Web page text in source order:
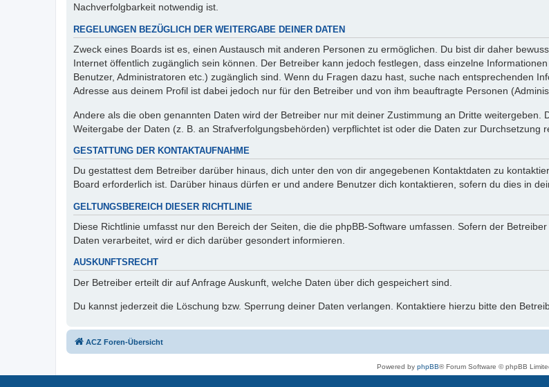
Nachverfolgbarkeit notwendig ist.
REGELUNGEN BEZÜGLICH DER WEITERGABE DEINER DATEN
Zweck eines Boards ist es, einen Austausch mit anderen Personen zu ermöglichen. Du bist dir daher
Internet öffentlich zugänglich sein können. Der Betreiber kann jedoch festlegen, dass einzelne
Benutzer, Administratoren etc.) zugänglich sind. Wenn du Fragen dazu hast, suche nach entsprechenden
Adresse aus deinem Profil ist dabei jedoch nur für den Betreiber und von ihm beauftragte Personen
Andere als die oben genannten Daten wird der Betreiber nur mit deiner Zustimmung an Dritte
Weitergabe der Daten (z. B. an Strafverfolgungsbehörden) verpflichtet ist oder die Daten zur Durchsetzung
GESTATTUNG DER KONTAKTAUFNAHME
Du gestattest dem Betreiber darüber hinaus, dich unter den von dir angegebenen Kontaktdaten zu
Board erforderlich ist. Darüber hinaus dürfen er und andere Benutzer dich kontaktieren, sofern du dies in
GELTUNGSBEREICH DIESER RICHTLINIE
Diese Richtlinie umfasst nur den Bereich der Seiten, die die phpBB-Software umfassen. Sofern der
Daten verarbeitet, wird er dich darüber gesondert informieren.
AUSKUNFTSRECHT
Der Betreiber erteilt dir auf Anfrage Auskunft, welche Daten über dich gespeichert sind.
Du kannst jederzeit die Löschung bzw. Sperrung deiner Daten verlangen. Kontaktiere hierzu bitte den
ACZ Foren-Übersicht
Powered by phpBB® Forum Software © phpBB